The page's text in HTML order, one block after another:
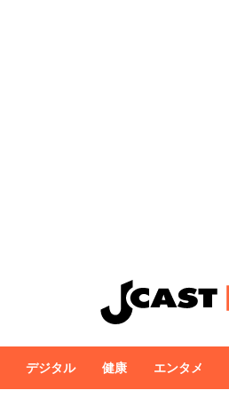
デジタル 健康 エンタメ